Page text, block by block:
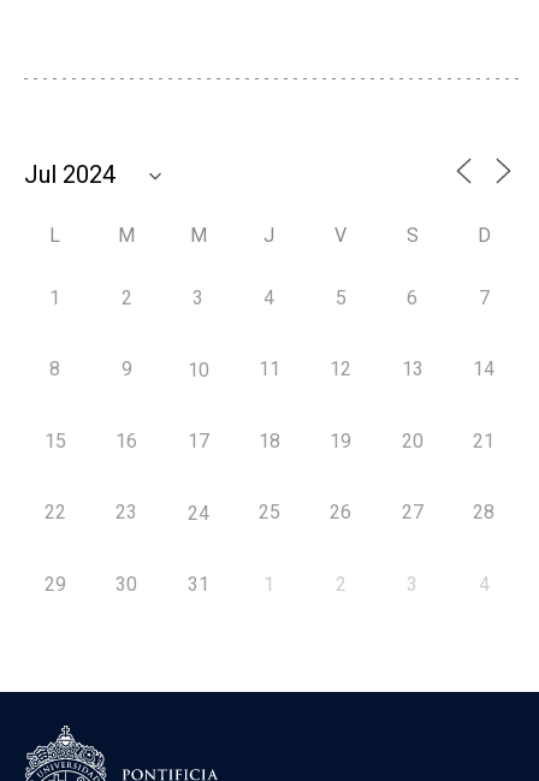
L M M J V S D
1 2 3 4 5 6 7
8 9 10 11 12 13 14
15 16 17 18 19 20 21
22 23 24 25 26 27 28
29 30 31 1 2 3 4